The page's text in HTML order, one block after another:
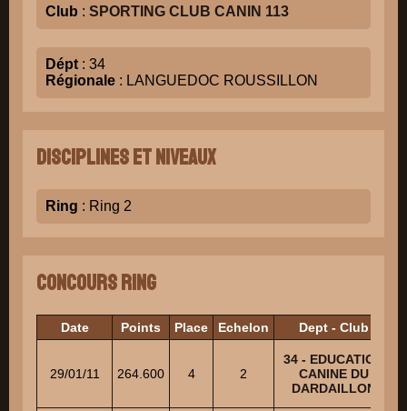
Club : SPORTING CLUB CANIN 113
Dépt : 34
Régionale : LANGUEDOC ROUSSILLON
Disciplines et niveaux
Ring : Ring 2
Concours Ring
Date Points Place Echelon Dept - Club
29/01/11 264.600 4 2
34 - EDUCATION
CANINE DU
DARDAILLON